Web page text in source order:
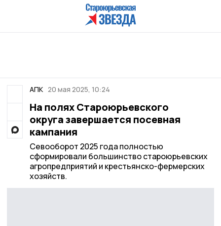
АПК 20 мая 2025, 10:24
На полях Староюрьевского
округа завершается посевная
кампания
Севооборот 2025 года полностью
сформировали большинство староюрьевских
агропредприятий и крестьянско-фермерских
хозяйств.